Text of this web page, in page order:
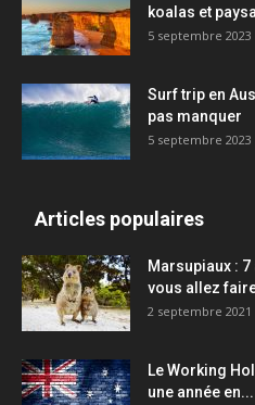
koalas et
5 septembre 2023
Surf trip en
pas manquer
5 septembre 2023
Articles populaires
Marsupiaux :
vous allez
2 septembre 2021
Le Working
une année en...